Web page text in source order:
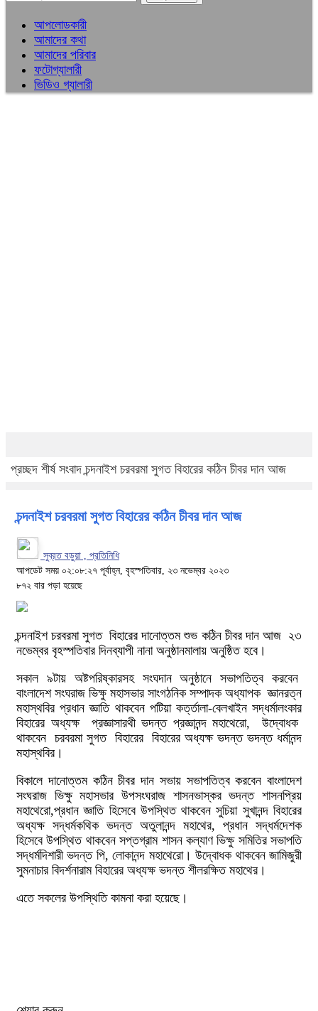
আপলোডকারী
আমাদের কথা
আমাদের পরিবার
ফটোগ্যালারী
ভিডিও গ্যালারী
প্রচ্ছদ শীর্ষ সংবাদ চন্দনাইশ চরবরমা সুগত বিহারের কঠিন চীবর দান আজ
চন্দনাইশ চরবরমা সুগত বিহারের কঠিন চীবর দান আজ
সুব্রত বড়ুয়া , প্রতিনিধি
আপডেট সময় ০২:০৮:২৭ পূর্বাহ্ন, বৃহস্পতিবার, ২৩ নভেম্বর ২০২৩
৮৭২ বার পড়া হয়েছে
চন্দনাইশ চরবরমা সুগত বিহারের দানোত্তম শুভ কঠিন চীবর দান আজ ২৩
নভেম্বর বৃহস্পতিবার দিনব্যাপী নানা অনুষ্ঠানমালায় অনুষ্ঠিত হবে।
সকাল ৯টায় অষ্টপরিষ্কারসহ সংঘদান অনুষ্ঠানে সভাপতিত্ব করবেন
বাংলাদেশ সংঘরাজ ভিক্ষু মহাসভার সাংগঠনিক সম্পাদক অধ্যাপক জ্ঞানরত্ন
মহাস্থবির প্রধান জ্ঞাতি থাকবেন পটিয়া কর্ত্তালা-বেলখাইন সদ্ধর্মালংকার
বিহারের অধ্যক্ষ প্রজ্ঞাসারথী ভদন্ত প্রজ্ঞানন্দ মহাথেরো, উদ্বোধক
থাকবেন চরবরমা সুগত বিহারের বিহারের অধ্যক্ষ ভদন্ত ভদন্ত ধর্মানন্দ
মহাস্থবির।
বিকালে দানোত্তম কঠিন চীবর দান সভায় সভাপতিত্ব করবেন বাংলাদেশ
সংঘরাজ ভিক্ষু মহাসভার উপসংঘরাজ শাসনভাস্কর ভদন্ত শাসনপ্রিয়
মহাথেরো,প্রধান জ্ঞাতি হিসেবে উপস্থিত থাকবেন সুচিয়া সুখানন্দ বিহারের
অধ্যক্ষ সদ্ধর্মকথিক ভদন্ত অতুলানন্দ মহাথের, প্রধান সদ্ধর্মদেশক
হিসেবে উপস্থিত থাকবেন সপ্তগ্রাম শাসন কল্যাণ ভিক্ষু সমিতির সভাপতি
সদ্ধর্মদিশারী ভদন্ত পি, লোকানন্দ মহাথেরো। উদ্বোধক থাকবেন জামিজুরী
সুমনাচার বিদর্শনারাম বিহারের অধ্যক্ষ ভদন্ত শীলরক্ষিত মহাথের।
এতে সকলের উপস্থিতি কামনা করা হয়েছে।